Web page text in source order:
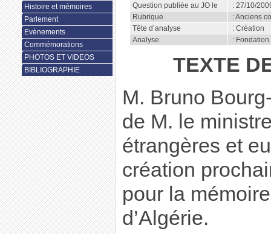
Question publiée au JO le
: 27/10/
Rubrique
: Anciens
Tête d’analyse
: Création
Analyse
:
TEXTE
M. Bruno
de M. le
étrangères et
création
pour la
d’Algérie.
Histoire et mémoires
Parlement
Evènements
Commémorations
PHOTOS ET VIDEOS
BIBLIOGRAPHIE